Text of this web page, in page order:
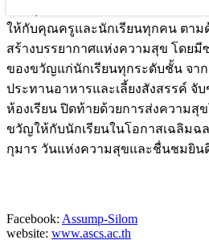
ให้กับคุณครูและนักเรียนทุกคน ตาม
สร้างบรรยากาศแห่งความสุข โดยมี
ของขวัญแก่นักเรียนทุกระดับชั้น จา
ประทานอาหารและเลี้ยงสังสรรค์ จั
ห้องเรียน ปิดท้ายด้วยการส่งความ
ขวัญให้กับนักเรียนในโอกาสเฉลิมฉ
กุมาร วันแห่งความสุขและชื่นชมยิน
Facebook: Assump-Silom
website: www.ascs.ac.th